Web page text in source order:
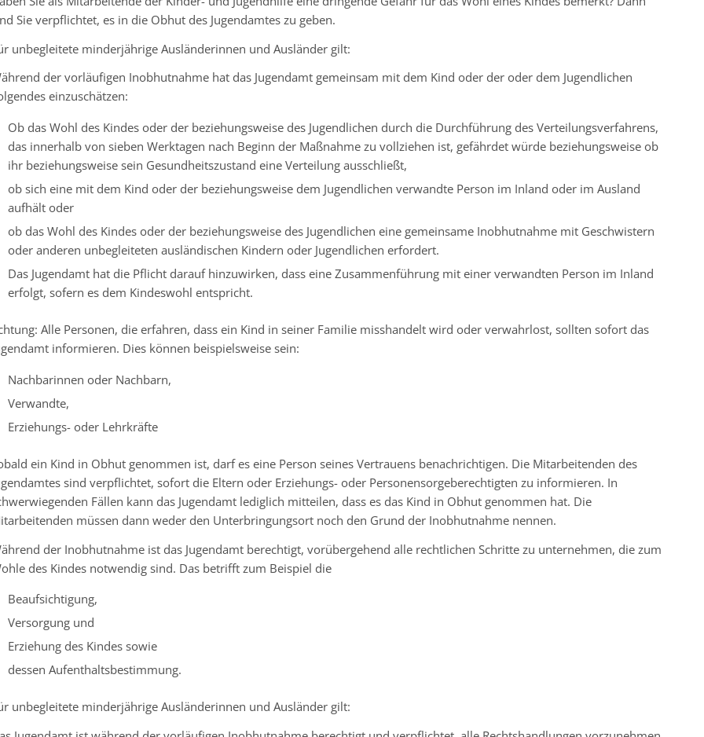
Sie verpflichtet, es in die Obhut des Jugendamtes zu geben.
unbegleitete minderjährige Ausländerinnen und Ausländer gilt:
der vorläufigen Inobhutnahme hat das Jugendamt gemeinsam mit dem Kind oder der oder dem Jugendlichen
einzuschätzen:
Ob das Wohl des Kindes oder der beziehungsweise des Jugendlichen durch die Durchführung des Verteilungsverfahrens,
das innerhalb von sieben Werktagen nach Beginn der Maßnahme zu vollziehen ist, gefährdet würde beziehungsweise ob
ihr beziehungsweise sein Gesundheitszustand eine Verteilung ausschließt,
ob sich eine mit dem Kind oder der beziehungsweise dem Jugendlichen verwandte Person im Inland oder im Ausland
aufhält oder
ob das Wohl des Kindes oder der beziehungsweise des Jugendlichen eine gemeinsame Inobhutnahme mit Geschwistern
oder anderen unbegleiteten ausländischen Kindern oder Jugendlichen erfordert.
Das Jugendamt hat die Pflicht darauf hinzuwirken, dass eine Zusammenführung mit einer verwandten Person im Inland
erfolgt, sofern es dem Kindeswohl entspricht.
Alle Personen, die erfahren, dass ein Kind in seiner Familie misshandelt wird oder verwahrlost, sollten sofort das
informieren. Dies können beispielsweise sein:
Nachbarinnen oder Nachbarn,
Verwandte,
Erziehungs- oder Lehrkräfte
ein Kind in Obhut genommen ist, darf es eine Person seines Vertrauens benachrichtigen. Die Mitarbeitenden des
sind verpflichtet, sofort die Eltern oder Erziehungs- oder Personensorgeberechtigten zu informieren. In
Fällen kann das Jugendamt lediglich mitteilen, dass es das Kind in Obhut genommen hat. Die
müssen dann weder den Unterbringungsort noch den Grund der Inobhutnahme nennen.
der Inobhutnahme ist das Jugendamt berechtigt, vorübergehend alle rechtlichen Schritte zu unternehmen, die zum
des Kindes notwendig sind. Das betrifft zum Beispiel die
Beaufsichtigung,
Versorgung und
Erziehung des Kindes sowie
dessen Aufenthaltsbestimmung.
unbegleitete minderjährige Ausländerinnen und Ausländer gilt: